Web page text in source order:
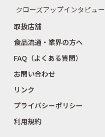
クローズアップインタビュー
取扱店舗
食品流通・業界の方へ
FAQ（よくある質問）
お問い合わせ
リンク
プライバシーポリシー
利用規約